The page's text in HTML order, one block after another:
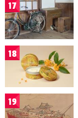
17
18
19